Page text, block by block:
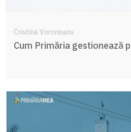
Cristina Voroneanu
Cum Primăria gestionează